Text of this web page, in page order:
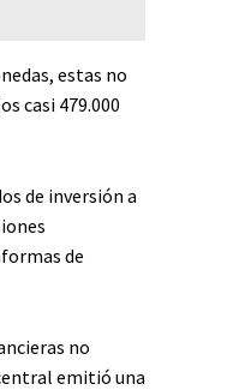
estas no
casi 479.000
de inversión a
de
no
emitió una